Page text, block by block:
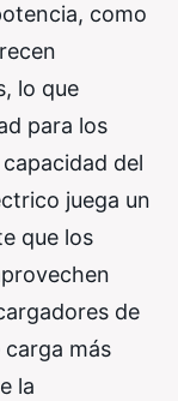
como
lo que
para los
del
juega un
que los
de
más
la